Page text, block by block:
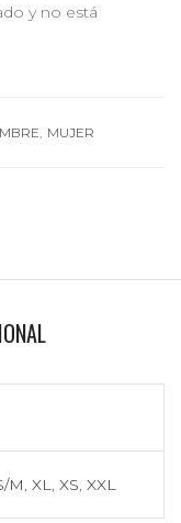
y no está
, MUJER
M, XL, XS, XXL